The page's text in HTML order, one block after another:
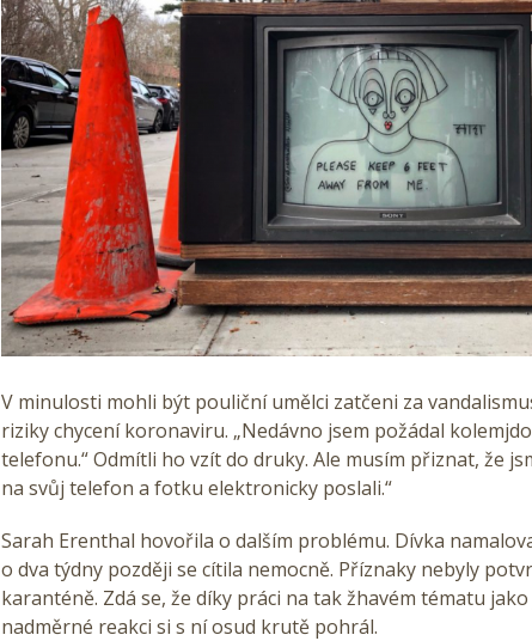
V minulosti mohli být pouliční umělci zatčeni za
riziky chycení koronaviru. „Nedávno jsem požádal
telefonu.“ Odmítli ho vzít do druky. Ale musím přiznat, že
na svůj telefon a fotku elektronicky poslali.“
Sarah Erenthal hovořila o dalším problému. Dívka
o dva týdny později se cítila nemocně. Příznaky nebyly
karanténě. Zdá se, že díky práci na tak žhavém tématu
nadměrné reakci si s ní osud krutě pohrál.